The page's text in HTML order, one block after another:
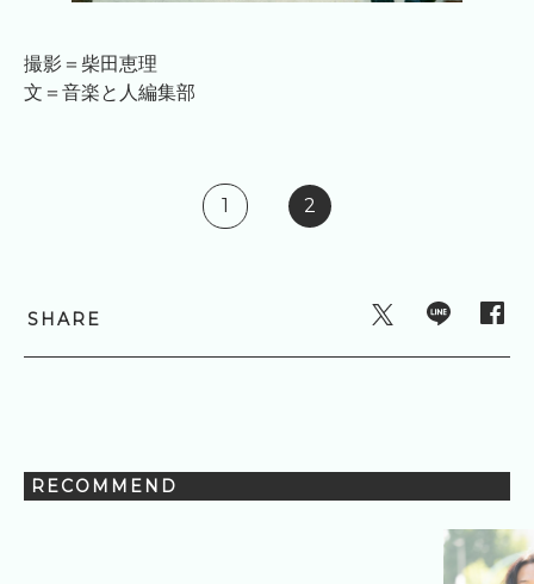
撮影＝柴田恵理
文＝音楽と人編集部
1 2
SHARE
RECOMMEND